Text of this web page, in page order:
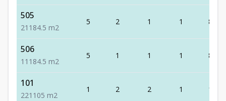
505
21 1 84.5 m2
5 2 1 1 84.5
506
1 1 1 84.5 m2
5 1 1 1 84.5
101
221 105 m2
1 2 2 1 105